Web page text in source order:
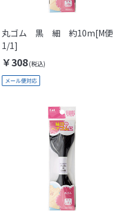
丸ゴム 黒 細 約10m[M便
1/1]
￥308